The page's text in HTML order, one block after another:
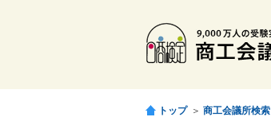
トップ ＞ 商工会議所検索